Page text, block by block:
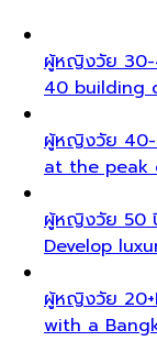
ผู้หญิงวัย
40 building
ผู้หญิงวัย
at the peak
ผู้หญิงวัย 50
Develop
ผู้หญิงวัย 20+
with a